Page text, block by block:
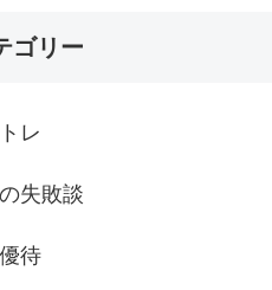
ゴリー
レ
失敗談
待